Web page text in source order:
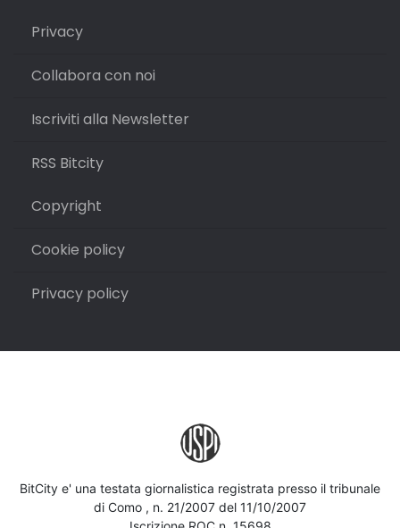
Privacy
Collabora con noi
Iscriviti alla Newsletter
RSS Bitcity
Copyright
Cookie policy
Privacy policy
BitCity e' una testata giornalistica registrata presso il tribunale
di Como , n. 21/2007 del 11/10/2007